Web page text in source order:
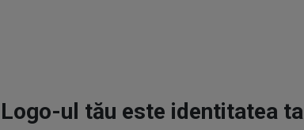
Logo-ul tău este identitatea ta